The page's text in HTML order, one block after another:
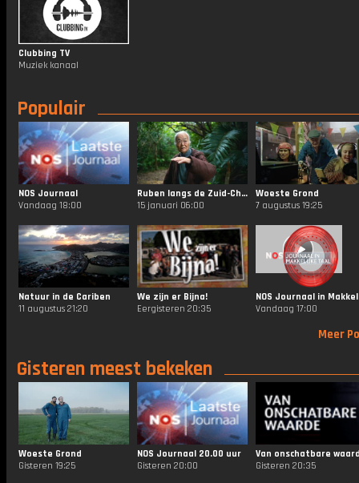
Clubbing TV
Muziek kanaal
Populair
NOS Journaal
Vandaag 18:00
Ruben langs de Zuid-Chinese Zee
15 januari 06:00
Woeste Grond
7 augustus 19:25
Natuur in de Cariben
11 augustus 21:20
We zijn er Bijna!
Eergisteren 20:35
Vandaag 17:00
Meer
Gisteren meest bekeken
Woeste Grond
Gisteren 19:25
NOS Journaal 20.00 uur
Gisteren 20:00
Van onschatbare
Gisteren 20:35